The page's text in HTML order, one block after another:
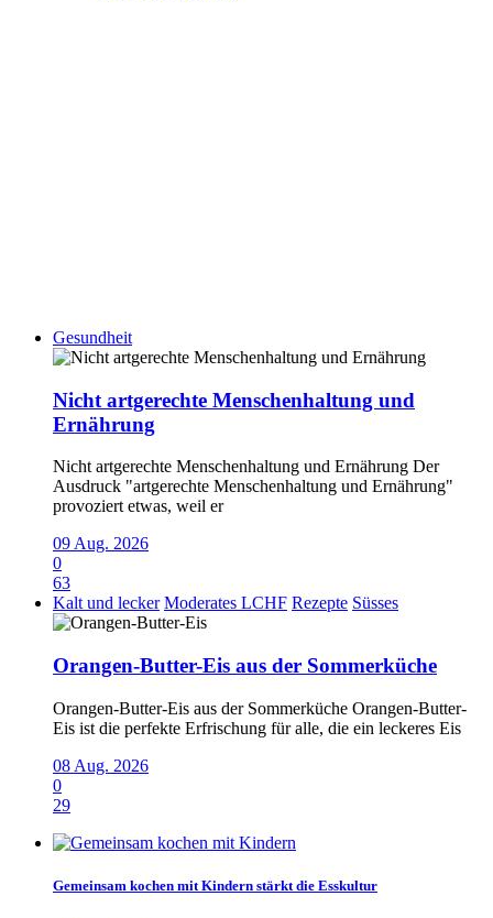
Gesundheit
Nicht artgerechte Menschenhaltung und
Ernährung
Nicht artgerechte Menschenhaltung und Ernährung Der
Ausdruck "artgerechte Menschenhaltung und Ernährung"
provoziert etwas, weil er
09 Aug. 2026
0
63
Kalt und lecker Moderates LCHF Rezepte Süsses
Orangen-Butter-Eis aus der Sommerküche
Orangen-Butter-Eis aus der Sommerküche Orangen-Butter-
Eis ist die perfekte Erfrischung für alle, die ein leckeres Eis
08 Aug. 2026
0
29
Gemeinsam kochen mit Kindern stärkt die Esskultur